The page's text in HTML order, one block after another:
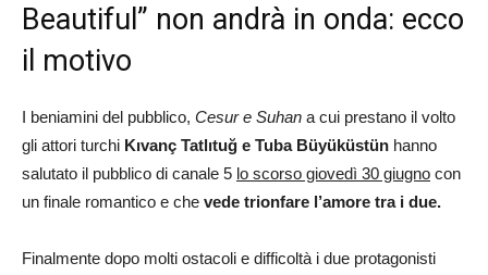
Beautiful” non andrà in onda: ecco
il motivo
I beniamini del pubblico, Cesur e Suhan a cui prestano il volto
gli attori turchi Kıvanç Tatlıtuğ e Tuba Büyüküstün hanno
salutato il pubblico di canale 5 lo scorso giovedì 30 giugno con
un finale romantico e che vede trionfare l’amore tra i due.
Finalmente dopo molti ostacoli e difficoltà i due protagonisti